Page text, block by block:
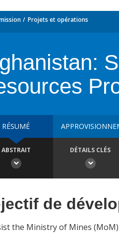
Projets et opérations
RÉSUMÉ
ABSTRAIT DÉTAILS CLÉS
de
the Ministry of Mines